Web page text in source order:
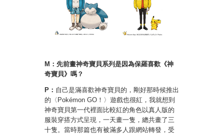
M：先前畫神奇寶貝系列是因為保羅喜歡《神
奇寶貝》嗎？
P： 自己是滿喜歡神奇寶貝的，剛好那時候推出
的〈Pokémon GO！〉遊戲也很紅，我就想到
神奇寶貝第一代裡面比較紅的角色以真人版的
服裝穿搭方式呈現，一天畫一隻，總共畫了三
十隻。當時那篇也有被滿多人跟網站轉發，受